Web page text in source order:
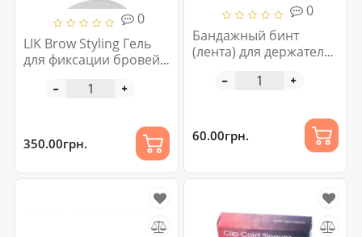
0
LIK Brow Styling Гель
для фиксации бровей
350.00грн.
0
Бандажный бинт
(лента) для держателя
ассортименте
60.00грн.